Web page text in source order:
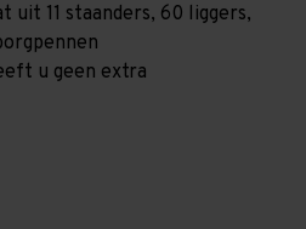
uit 11 staanders, 60 liggers,
u geen extra